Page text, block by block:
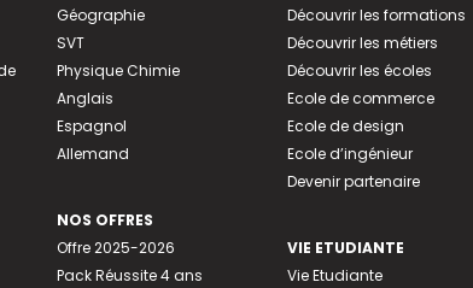
Géographie
SVT
Physique Chimie
Anglais
Espagnol
Allemand
NOS OFFRES
Offre 2025-2026
Pack Réussite 4 ans
Découvrir les formations
Découvrir les métiers
Découvrir les écoles
Ecole de commerce
Ecole de design
Ecole d’ingénieur
Devenir partenaire
VIE ETUDIANTE
Vie Etudiante